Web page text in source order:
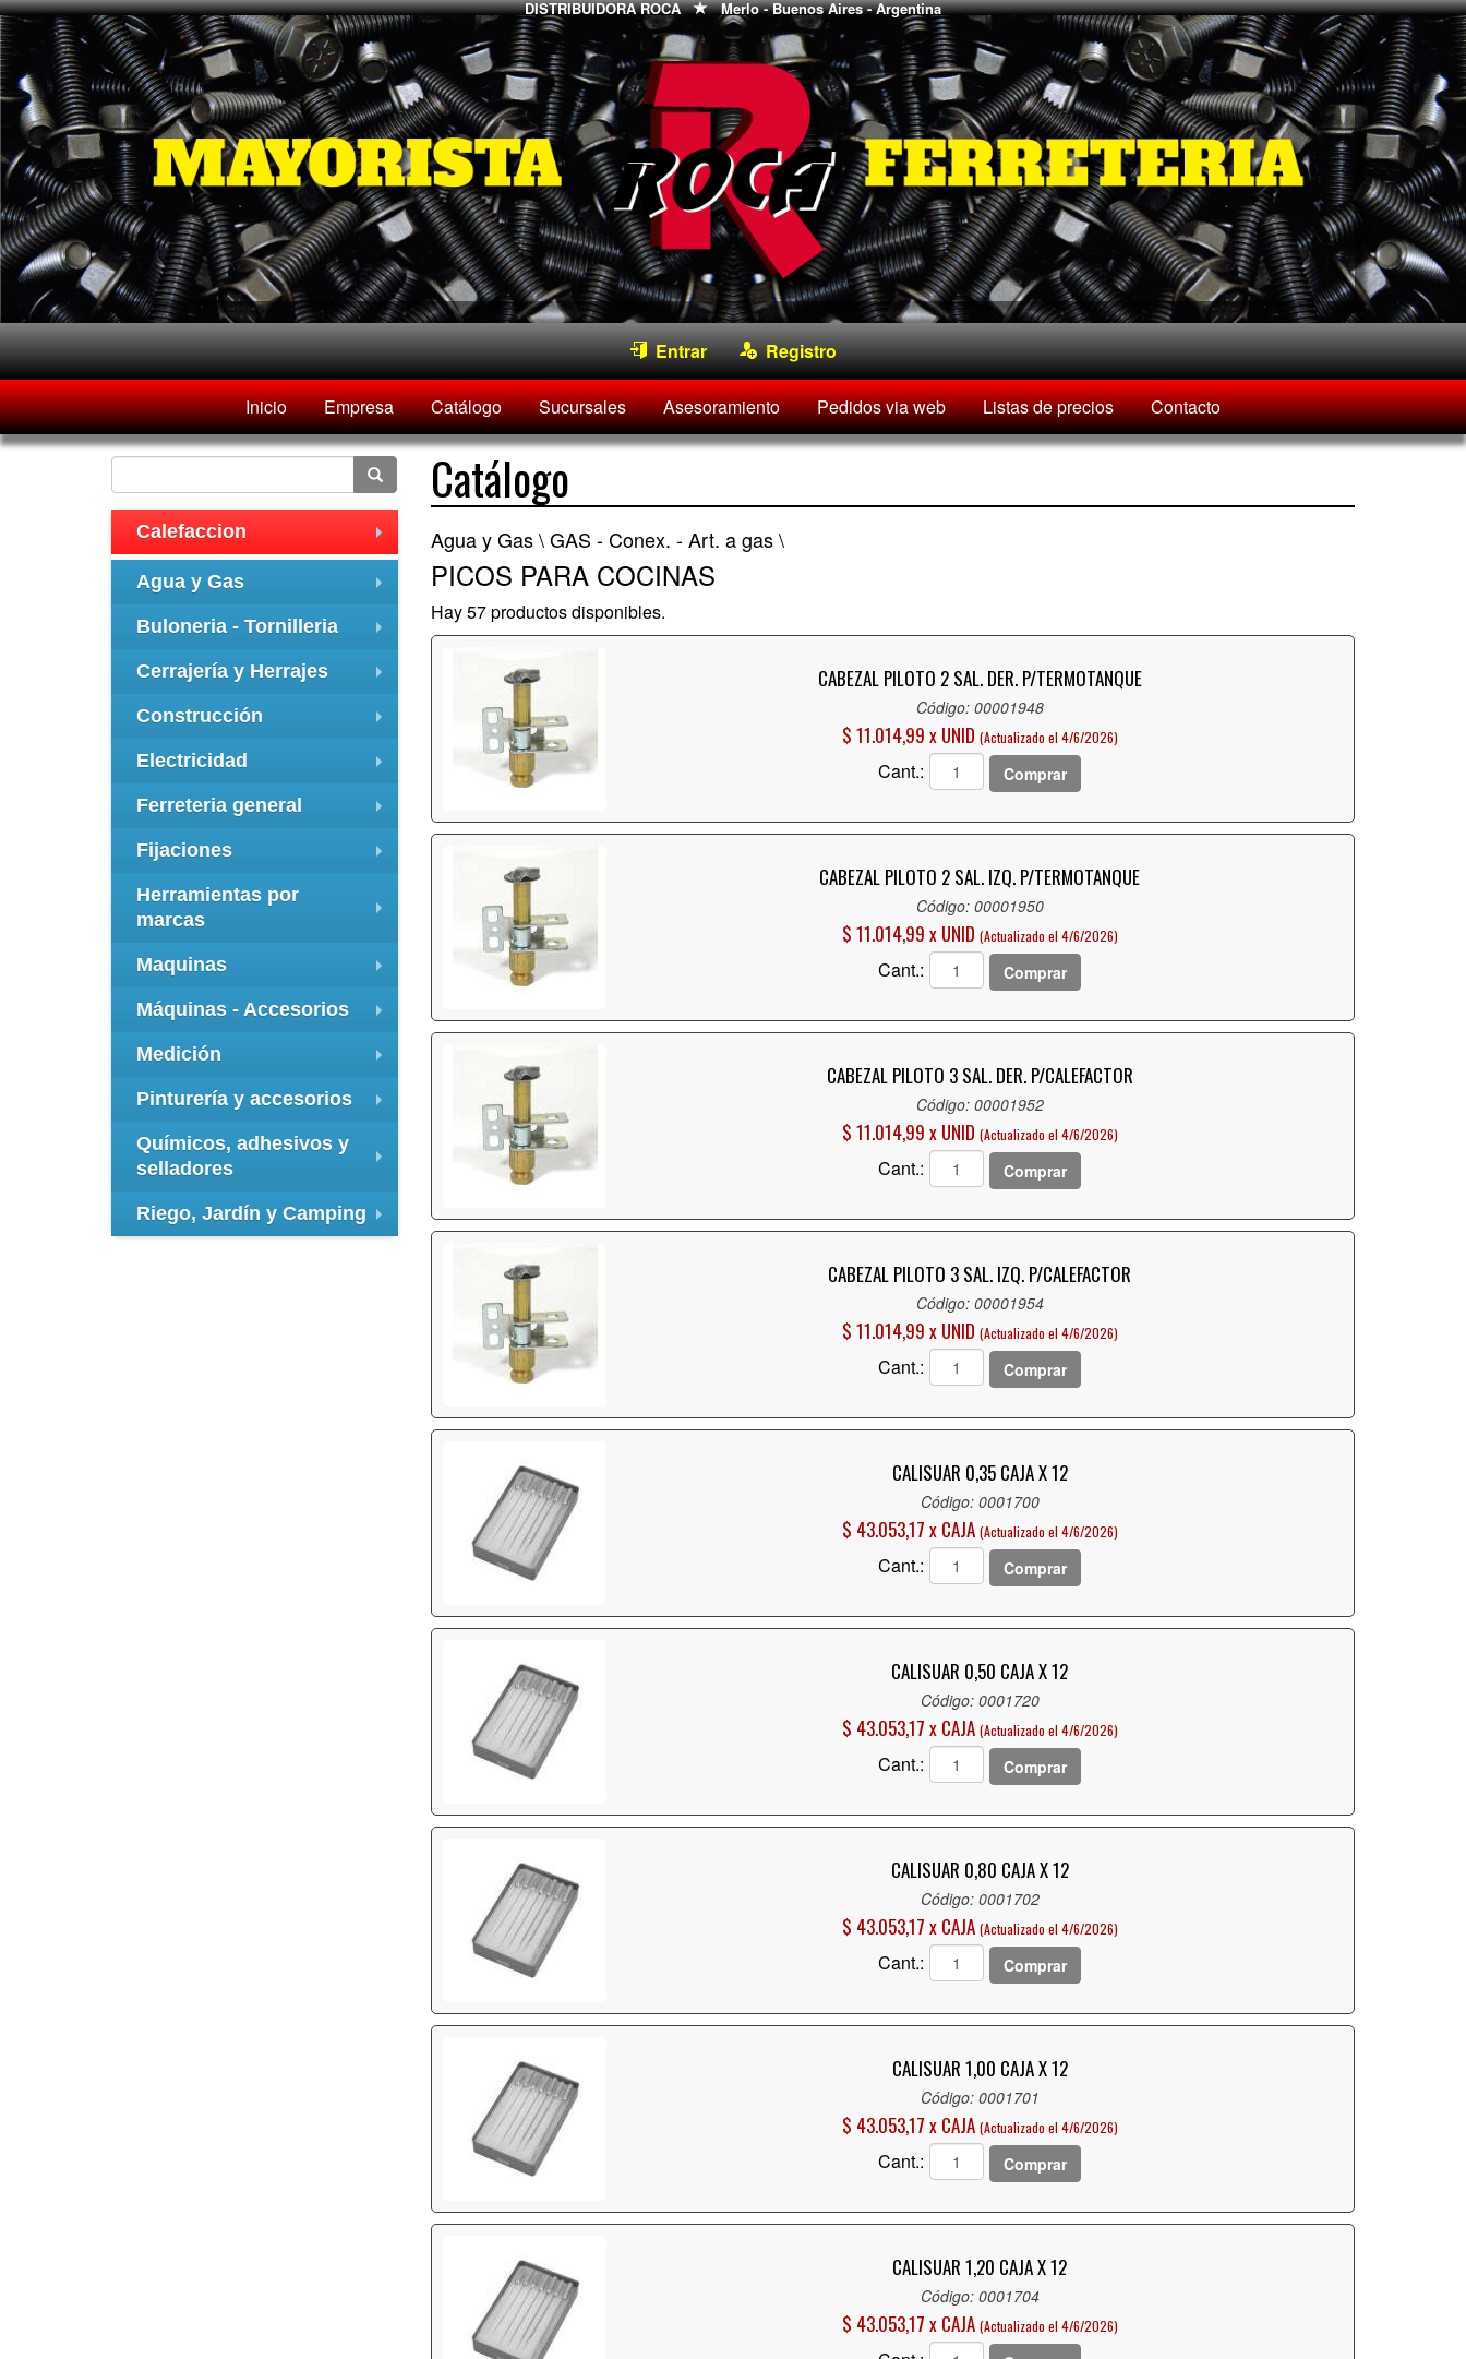
DISTRIBUIDORA ROCA Merlo - Buenos Aires - Argentina
Entrar Registro
Inicio Empresa Catálogo Sucursales Asesoramiento Pedidos via web Listas de precios Contacto
+
Calefaccion
Agua y Gas
Buloneria - Tornilleria
Cerrajería y Herrajes
Construcción
Electricidad
Ferreteria general
Fijaciones
Herramientas por
marcas
Maquinas
Máquinas - Accesorios
Medición
Pinturería y accesorios
Químicos, adhesivos y
selladores
+
Riego, Jardín y Camping
Catálogo
Agua y Gas \GAS - Conex. - Art. a gas \
PICOS PARA COCINAS
Hay 57 productos disponibles.
CABEZAL PILOTO 2 SAL. DER. P/TERMOTANQUE
Código: 00001948
$ 11.014,99 x UNID (Actualizado el 4/6/2026)
Cant.: Comprar
CABEZAL PILOTO 2 SAL. IZQ. P/TERMOTANQUE
Código: 00001950
$ 11.014,99 x UNID (Actualizado el 4/6/2026)
Cant.: Comprar
CABEZAL PILOTO 3 SAL. DER. P/CALEFACTOR
Código: 00001952
$ 11.014,99 x UNID (Actualizado el 4/6/2026)
Cant.: Comprar
CABEZAL PILOTO 3 SAL. IZQ. P/CALEFACTOR
Código: 00001954
$ 11.014,99 x UNID (Actualizado el 4/6/2026)
Cant.: Comprar
CALISUAR 0,35 CAJA X 12
Código: 0001700
$ 43.053,17 x CAJA (Actualizado el 4/6/2026)
Cant.: Comprar
CALISUAR 0,50 CAJA X 12
Código: 0001720
$ 43.053,17 x CAJA (Actualizado el 4/6/2026)
Cant.: Comprar
CALISUAR 0,80 CAJA X 12
Código: 0001702
$ 43.053,17 x CAJA (Actualizado el 4/6/2026)
Cant.: Comprar
CALISUAR 1,00 CAJA X 12
Código: 0001701
$ 43.053,17 x CAJA (Actualizado el 4/6/2026)
Cant.: Comprar
CALISUAR 1,20 CAJA X 12
Código: 0001704
$ 43.053,17 x CAJA (Actualizado el 4/6/2026)